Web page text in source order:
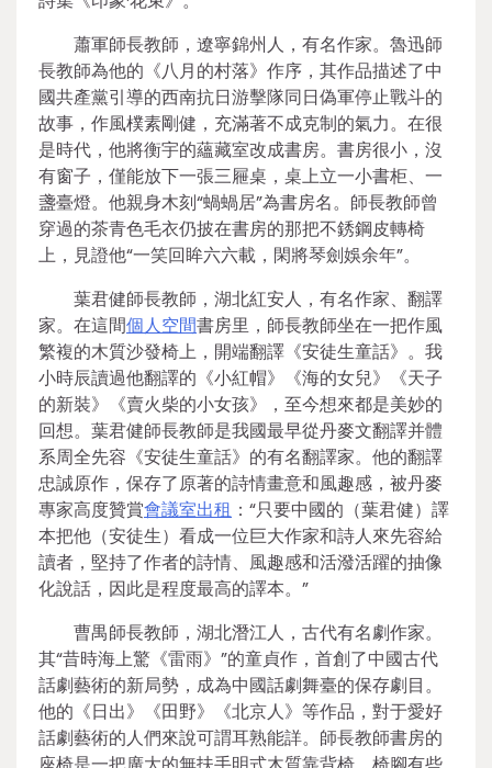
蕭軍師長教師，遼寧錦州人，有名作家。魯迅師
長教師為他的《八月的村落》作序，其作品描述了中
國共產黨引導的西南抗日游擊隊同日偽軍停止戰斗的
故事，作風樸素剛健，充滿著不成克制的氣力。在很
是時代，他將衡宇的蘊藏室改成書房。書房很小，沒
有窗子，僅能放下一張三屜桌，桌上立一小書柜、一
盞臺燈。他親身木刻“蝸蝸居”為書房名。師長教師曾
穿過的茶青色毛衣仍披在書房的那把不銹鋼皮轉椅
上，見證他“一笑回眸六六載，閑將琴劍娛余年”。
葉君健師長教師，湖北紅安人，有名作家、翻譯
家。在這間個人空間書房里，師長教師坐在一把作風
繁複的木質沙發椅上，開端翻譯《安徒生童話》。我
小時辰讀過他翻譯的《小紅帽》《海的女兒》《天子
的新裝》《賣火柴的小女孩》，至今想來都是美妙的
回想。葉君健師長教師是我國最早從丹麥文翻譯并體
系周全先容《安徒生童話》的有名翻譯家。他的翻譯
忠誠原作，保存了原著的詩情畫意和風趣感，被丹麥
專家高度贊賞會議室出租 ：“只要中國的（葉君健）譯
本把他（安徒生）看成一位巨大作家和詩人來先容給
讀者，堅持了作者的詩情、風趣感和活潑活躍的抽像
化說話，因此是程度最高的譯本。”
曹禺師長教師，湖北潛江人，古代有名劇作家。
其“昔時海上驚《雷雨》”的童貞作，首創了中國古代
話劇藝術的新局勢，成為中國話劇舞臺的保存劇目。
他的《日出》《田野》《北京人》等作品，對于愛好
話劇藝術的人們來說可謂耳熟能詳。師長教師書房的